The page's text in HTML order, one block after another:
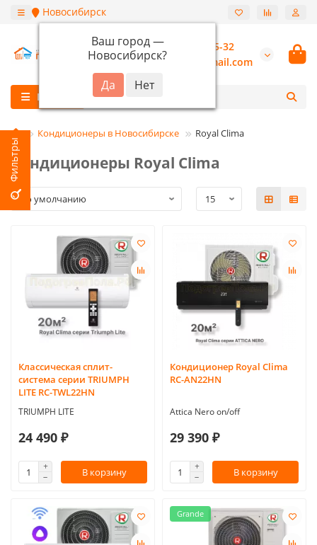
Новосибирск
Ваш город —
Новосибирск?
+7 (913) 987-55-32
burannsk@gmail.com
Каталог
Кондиционеры в Новосибирске Royal Clima
Кондиционеры Royal Clima
Классическая сплит-
система серии TRIUMPH
LITE RC-TWL22HN
TRIUMPH LITE
24 490 ₽
В корзину
Кондиционер Royal Clima
RC-AN22HN
Attica Nero on/off
29 390 ₽
В корзину
Grande